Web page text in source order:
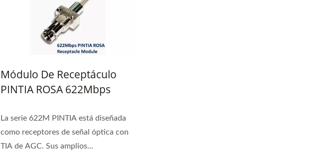
Módulo De Receptáculo
PINTIA ROSA 622Mbps
La serie 622M PINTIA está diseñada
como receptores de señal óptica con
TIA de AGC. Sus amplios...